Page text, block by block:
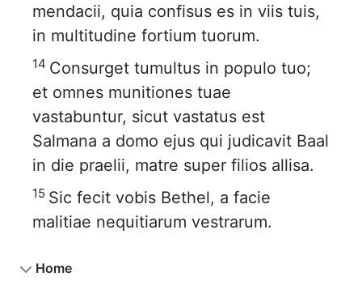
Home
mendacii, quia confisus es in viis tuis,
in multitudine fortium tuorum.
14 Consurget tumultus in populo tuo;
et omnes munitiones tuae
vastabuntur, sicut vastatus est
Salmana a domo ejus qui judicavit Baal
in die praelii, matre super filios allisa.
15 Sic fecit vobis Bethel, a facie
malitiae nequitiarum vestrarum.